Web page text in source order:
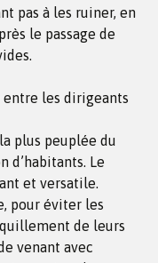
pas à les ruiner, en
le passage de
les dirigeants
plus peuplée du
d’habitants. Le
et versatile.
pour éviter les
de leurs
venant avec